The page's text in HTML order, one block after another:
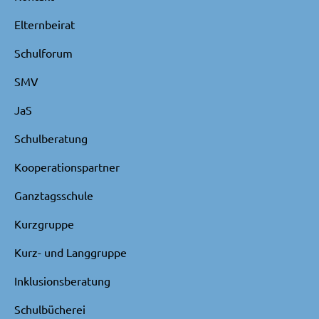
Elternbeirat
Schulforum
SMV
JaS
Schulberatung
Kooperationspartner
Ganztagsschule
Kurzgruppe
Kurz- und Langgruppe
Inklusionsberatung
Schulbücherei